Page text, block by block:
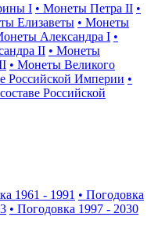
I • Монеты Петра II •
Елизаветы • Монеты
Александра I •
II • Монеты
• Монеты Великого
Российской Империи •
Российской
1961 - 1991 • Погодовка
• Погодовка 1997 - 2030